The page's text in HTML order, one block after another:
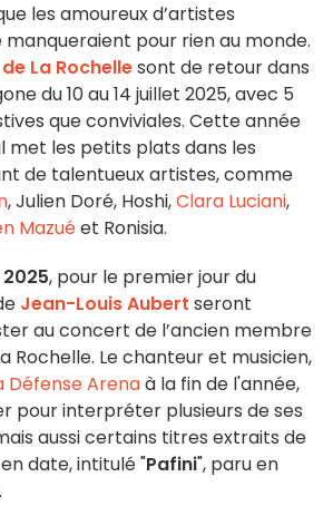
les amoureux d’artistes
pour rien au monde.
La Rochellesont de retour dans
du 10 au 14 juillet 2025, avec 5
que conviviales. Cette année
met les petits plats dans les
de talentueux artistes, comme
, Julien Doré, Hoshi,Clara Luciani,
Mazuéet Ronisia.
, pour le premier jour du
Jean-Louis Aubert seront
au concert de l’ancien membre
Rochelle. Le chanteur et musicien,
Défense Arenaà la fin de l'année,
pour interpréter plusieurs de ses
aussi certains titres extraits de
date, intitulé "Pafini", paru en